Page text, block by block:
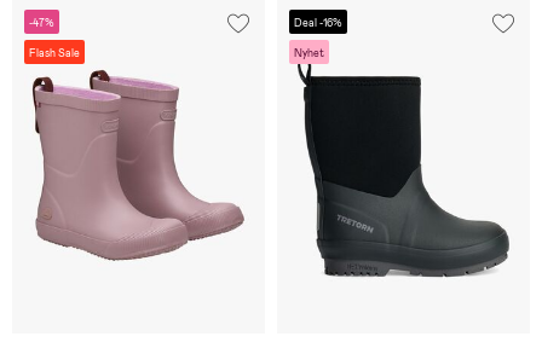
-47%
Flash Sale
Deal -16%
Nyhet